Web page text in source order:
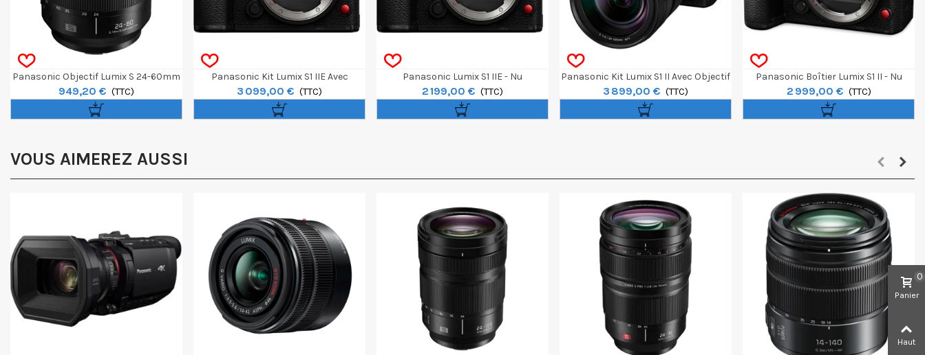
Panasonic Objectif Lumix S 24-60mm
F/2.8 - Monture L
949,20 € (TTC)
Panasonic Kit Lumix S1 IIE Avec
Objectif 24-105mm F/4
3 099,00 € (TTC)
Panasonic Lumix S1 IIE - Nu
2 199,00 € (TTC)
Panasonic Kit Lumix S1 II Avec Objectif
24-105mm F/4
3 899,00 € (TTC)
Panasonic Boîtier Lumix S1 II - Nu
2 999,00 € (TTC)
VOUS AIMEREZ AUSSI
Panier
0
Haut